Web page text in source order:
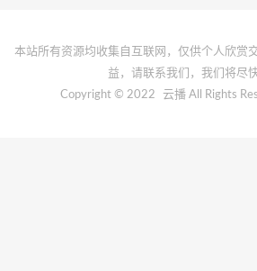
本站所有资源均收集自互联网，仅供个人欣赏
益，请联系我们，我们将尽
Copyright © 2022
云播 All Rights